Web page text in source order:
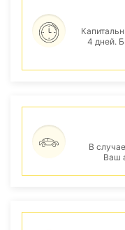
4 дней.
В
Ваш